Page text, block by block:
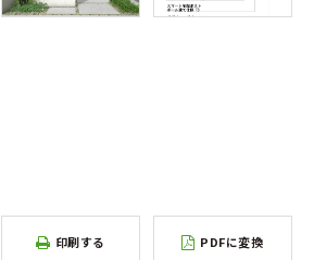
印刷する PDFに変換